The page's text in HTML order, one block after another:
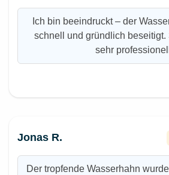
Ich bin beeindruckt – der
schnell und gründlich beseitigt.
sehr
Jonas R.
Der tropfende Wasserhahn